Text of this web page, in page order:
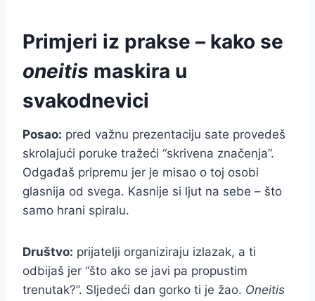
Primjeri iz prakse – kako se
oneitis maskira u
svakodnevici
Posao: pred važnu prezentaciju sate provedeš
skrolajući poruke tražeći “skrivena značenja”.
Odgađaš pripremu jer je misao o toj osobi
glasnija od svega. Kasnije si ljut na sebe – što
samo hrani spiralu.
Društvo: prijatelji organiziraju izlazak, a ti
odbijaš jer “što ako se javi pa propustim
trenutak?”. Sljedeći dan gorko ti je žao. Oneitis